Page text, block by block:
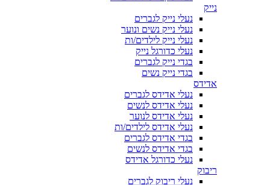
נייק
נעלי נייק לגברים
נעלי נייק נשים ונוער
נעלי נייק לילדים/ות
נעלי כדורגל נייק
בגדי נייק לגברים
בגדי נייק נשים
אדידס
נעלי אדידס לגברים
נעלי אדידס לנשים
נעלי אדידס לנוער
נעלי אדידס לילדים/ות
בגדי אדידס לגברים
בגדי אדידס לנשים
נעלי כדורגל אדידס
ריבוק
נעלי ריבוק לגברים